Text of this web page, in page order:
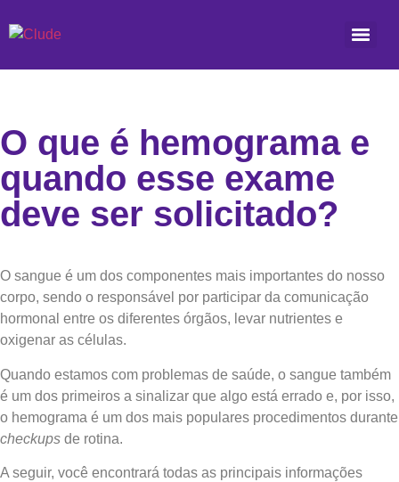
O que é hemograma e
quando esse exame
deve ser solicitado?
O sangue é um dos componentes mais importantes do nosso
corpo, sendo o responsável por participar da comunicação
hormonal entre os diferentes órgãos, levar nutrientes e
oxigenar as células.
Quando estamos com problemas de saúde, o sangue também
é um dos primeiros a sinalizar que algo está errado e, por isso,
o hemograma é um dos mais populares procedimentos durante
checkups de rotina.
A seguir, você encontrará todas as principais informações